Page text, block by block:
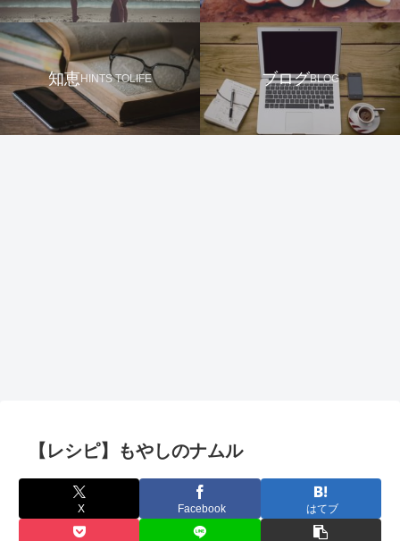
知恵HINTS TOLIFE ブログBLOG
【レシピ】もやしのナムル
X Facebook はてブ